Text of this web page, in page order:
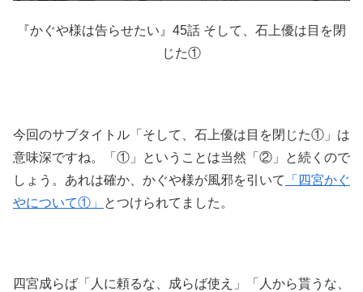
『かぐや様は告らせたい』45話 そして、石上優は目を閉
じた①
今回のサブタイトル「そして、石上優は目を閉じた①」は
意味深ですね。「①」ということは当然「②」と続くので
しょう。あれは確か、かぐや様が風邪を引いて
「四宮かぐ
やについて①」
とつけられてました。
四宮成らば「人に頼るな、成らば使え」「人から貰うな、